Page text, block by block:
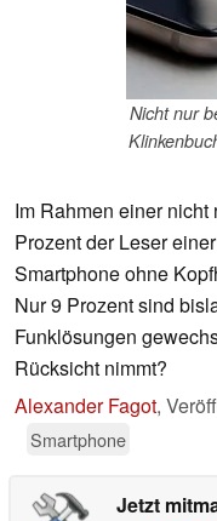
Nicht nur
Im Rahmen einer
Prozent der Leser
Smartphone ohne
Nur 9 Prozent sind
Funklösungen
Rücksicht nimmt?
Alexander Fagot,
Smartphone
Jetzt